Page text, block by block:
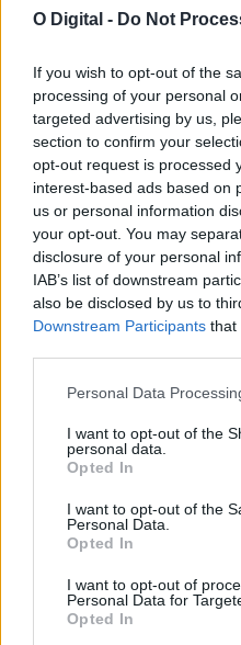
O Digital - Do Not
If you wish to opt-out of the
processing of your personal
targeted advertising by us,
section to confirm your
opt-out request is processed
interest-based ads based on
us or personal information
your opt-out. You may
disclosure of your personal
IAB’s list of downstream
also be disclosed by us to
Downstream Participants that
Personal Data
I want to opt-out of the
personal data.
Opted In
I want to opt-out of the
Personal Data.
Opted In
I want to opt-out of
Personal Data for
Opted In
Fenómeno “El Niño” já
IPMA
As temperaturas no oceano
16 Julho, 2026 - 22:00